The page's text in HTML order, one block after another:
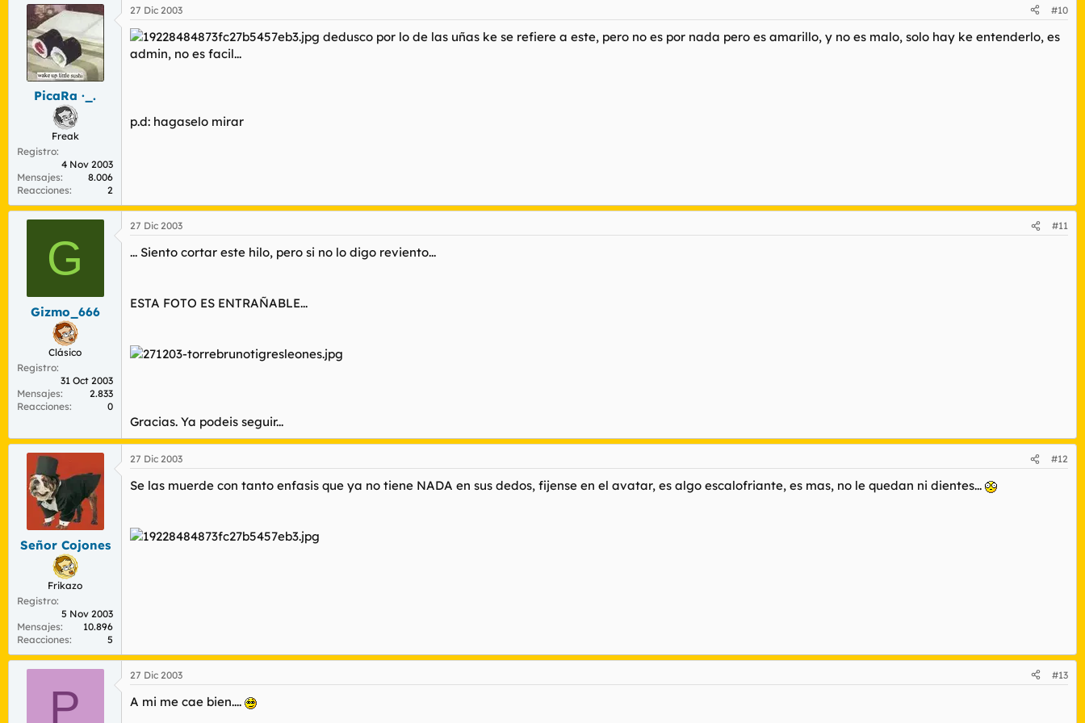
PicaRa ·_.
Freak
Registro
4 Nov 2003
Mensajes
8.006
Reacciones
2
27 Dic 2003 #10
dedusco por lo de las uñas ke se refiere a este, pero no es por nada pero es amarillo, y no es malo, solo hay ke entenderlo, es
admin, no es facil...
p.d: hagaselo mirar
G
Gizmo_666
Clásico
Registro
31 Oct 2003
Mensajes
2.833
Reacciones
0
27 Dic 2003 #11
... Siento cortar este hilo, pero si no lo digo reviento...
ESTA FOTO ES ENTRAÑABLE...
Gracias. Ya podeis seguir...
Señor Cojones
Frikazo
Registro
5 Nov 2003
Mensajes
10.896
Reacciones
5
27 Dic 2003 #12
Se las muerde con tanto enfasis que ya no tiene NADA en sus dedos, fijense en el avatar, es algo escalofriante, es mas, no le quedan ni dientes...
P
27 Dic 2003 #13
A mi me cae bien....